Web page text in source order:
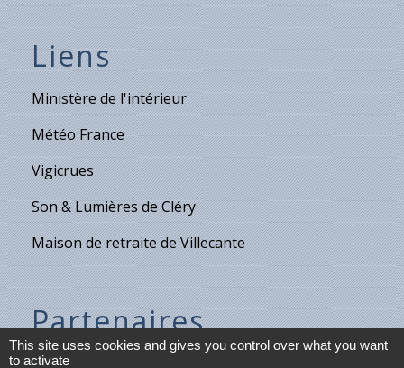
Liens
Ministère de l'intérieur
Météo France
Vigicrues
Son & Lumières de Cléry
Maison de retraite de Villecante
Partenaires
This site uses cookies and gives you control over what you want
to activate